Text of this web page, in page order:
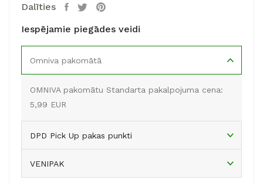
Dalīties
Iespējamie piegādes veidi
Omniva pakomātā
OMNIVA pakomātu Standarta pakalpojuma cena:
5,99 EUR
DPD Pick Up pakas punkti
VENIPAK